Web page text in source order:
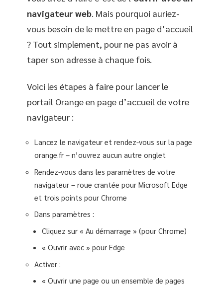
navigateur web. Mais pourquoi auriez-
vous besoin de le mettre en page d’accueil
? Tout simplement, pour ne pas avoir à
taper son adresse à chaque fois.
Voici les étapes à faire pour lancer le
portail Orange en page d’accueil de votre
navigateur :
Lancez le navigateur et rendez-vous sur la page
orange.fr – n’ouvrez aucun autre onglet
Rendez-vous dans les paramètres de votre
navigateur – roue crantée pour Microsoft Edge
et trois points pour Chrome
Dans paramètres :
Cliquez sur « Au démarrage » (pour Chrome)
« Ouvrir avec » pour Edge
Activer :
« Ouvrir une page ou un ensemble de pages